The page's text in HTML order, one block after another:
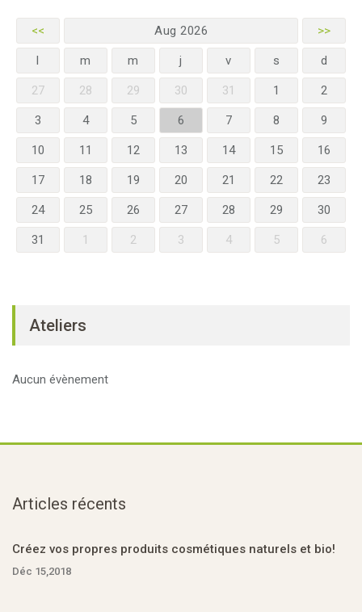
<< Aug 2026 >>
l m m j v s d
27 28 29 30 31 1 2
3 4 5 6 7 8 9
10 11 12 13 14 15 16
17 18 19 20 21 22 23
24 25 26 27 28 29 30
31 1 2 3 4 5 6
Ateliers
Aucun évènement
Articles récents
Créez vos propres produits cosmétiques naturels et bio!
Déc 15,2018